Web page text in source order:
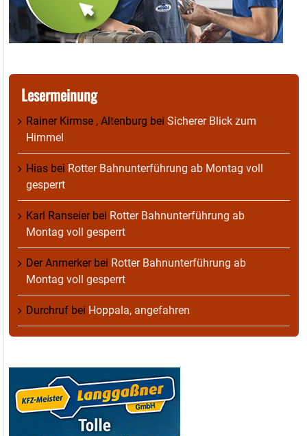
Lesermeinung
Rainer Kirmse , Altenburg bei Sicherer Blick zum
Himmel
Hias bei Rotter Bahnunterführung ab Montag voll
gesperrt
Karl Ranseierbei Rotter Bahnunterführung ab
Montag voll gesperrt
Der Anmerkerbei Rotter Bahnunterführung ab
Montag voll gesperrt
Durchruf bei Hoppala, angefahren